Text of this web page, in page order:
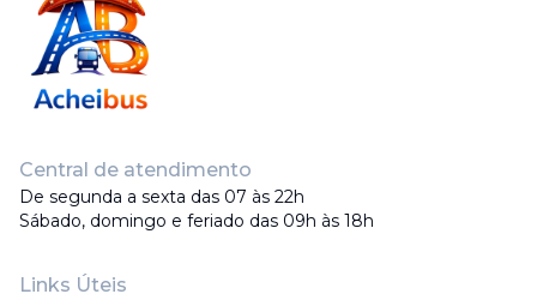
Central de atendimento
De segunda a sexta das 07 às 22h
Sábado, domingo e feriado das 09h às 18h
Links Úteis